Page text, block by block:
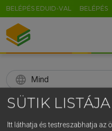
BELÉPÉS EDUID-VAL BELÉPÉS
language Mind
search
SÜTIK LISTÁJA
Itt láthatja és testreszabhatja az
GR